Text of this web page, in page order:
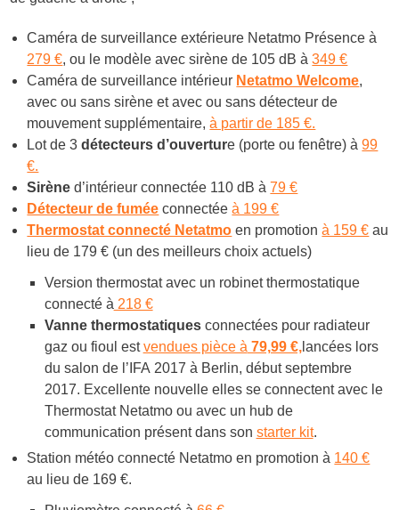
Caméra de surveillance extérieure Netatmo Présence à
279 €, ou le modèle avec sirène de 105 dB à349 €
Caméra de surveillance intérieur Netatmo Welcome,
avec ou sans sirène et avec ou sans détecteur de
mouvement supplémentaire,à partir de 185 €.
Lot de 3détecteurs d’ouverture (porte ou fenêtre) à99
€.
Sirène d’intérieur connectée 110 dB à79 €
Détecteur de fumée connectéeà 199 €
Thermostat connecté Netatmo en promotionà 159 € au
lieu de 179 € (un des meilleurs choix actuels)
Version thermostat avec un robinet thermostatique
connecté à 218 €
Vanne thermostatiques connectées pour radiateur
gaz ou fioul estvendues pièce à 79,99 €,lancées lors
du salon de l’IFA 2017 à Berlin, début septembre
2017. Excellente nouvelle elles se connectent avec le
Thermostat Netatmo ou avec un hub de
communication présent dans son starter kit.
Station météo connecté Netatmo en promotion à 140 €
au lieu de 169 €.